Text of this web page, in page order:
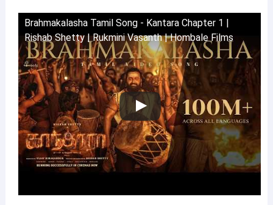
Brahmakalasha Tamil Song - Kantara Chapter 1 |
Rishab Shetty | Rukmini Vasanth | Hombale Films